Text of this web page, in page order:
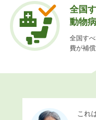
全国
動物
全国す
費が補
これ